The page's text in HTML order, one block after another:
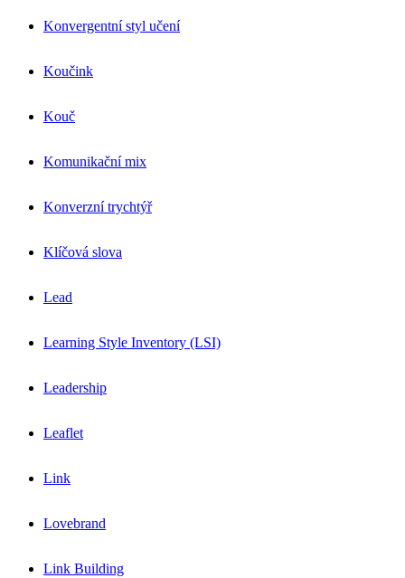
Konvergentní styl učení
Koučink
Kouč
Komunikační mix
Konverzní trychtýř
Klíčová slova
Lead
Learning Style Inventory (LSI)
Leadership
Leaflet
Link
Lovebrand
Link Building